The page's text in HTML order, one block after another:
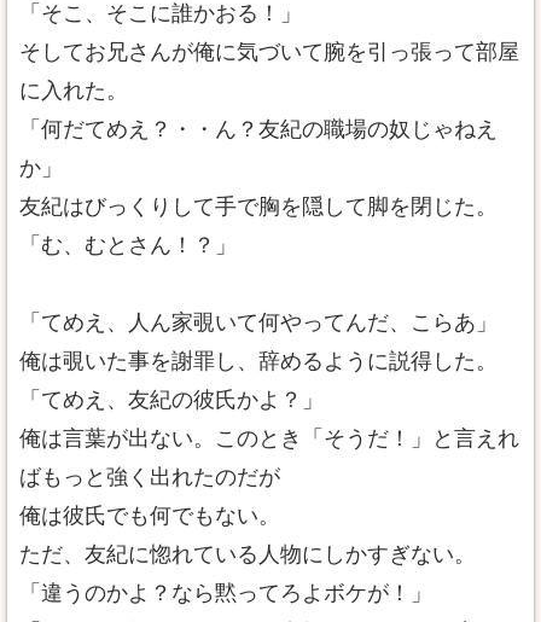
「そこ、そこに誰かおる！」
そしてお兄さんが俺に気づいて腕を引っ張って部屋
に入れた。
「何だてめえ？・・ん？友紀の職場の奴じゃねえ
か」
友紀はびっくりして手で胸を隠して脚を閉じた。
「む、むとさん！？」
「てめえ、人ん家覗いて何やってんだ、こらあ」
俺は覗いた事を謝罪し、辞めるように説得した。
「てめえ、友紀の彼氏かよ？」
俺は言葉が出ない。このとき「そうだ！」と言えれ
ばもっと強く出れたのだが
俺は彼氏でも何でもない。
ただ、友紀に惚れている人物にしかすぎない。
「違うのかよ？なら黙ってろよボケが！」